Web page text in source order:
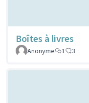
Boîtes à livres
Anonyme
1 3